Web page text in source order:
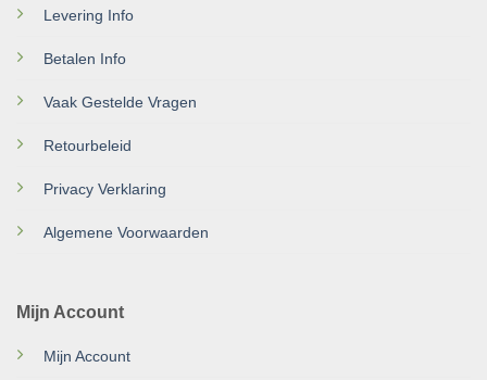
Levering Info
Betalen Info
Vaak Gestelde Vragen
Retourbeleid
Privacy Verklaring
Algemene Voorwaarden
Mijn Account
Mijn Account